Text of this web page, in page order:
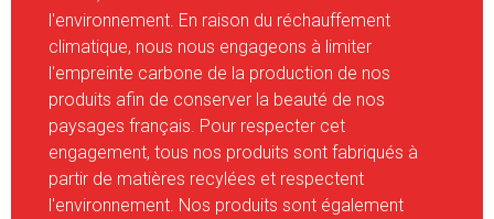
l'environnement. En raison du réchauffement
climatique, nous nous engageons à limiter
l'empreinte carbone de la production de nos
produits afin de conserver la beauté de nos
paysages français. Pour respecter cet
engagement, tous nos produits sont fabriqués à
partir de matières recylées et respectent
l'environnement. Nos produits sont également